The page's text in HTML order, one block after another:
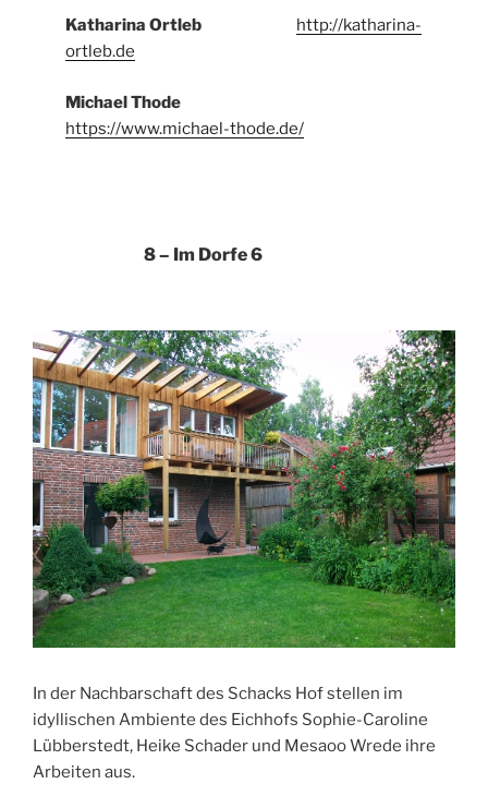
Katharina Ortleb
http://katharina-
ortleb.de
Michael Thode
https://www.michael-thode.de/
8 – Im Dorfe 6
In der Nachbarschaft des Schacks Hof stellen im
idyllischen Ambiente des Eichhofs Sophie-Caroline
Lübberstedt, Heike Schader und Mesaoo Wrede ihre
Arbeiten aus.